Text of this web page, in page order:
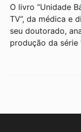
O livro “Unidade
TV”, da médica e
seu doutorado,
produção da série